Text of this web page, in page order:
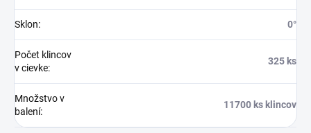
Sklon: 0°
Počet klincov
v cievke:
325 ks
Množstvo v
balení:
11700 ks klincov